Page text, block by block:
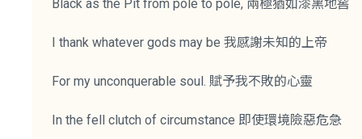
Black as the Pit from pole to pole, 兩極猶如漆黑地窖
I thank whatever gods may be 我感謝未知的上帝
For my unconquerable soul. 賦予我不敗的心靈
In the fell clutch of circumstance 即使環境險惡危急